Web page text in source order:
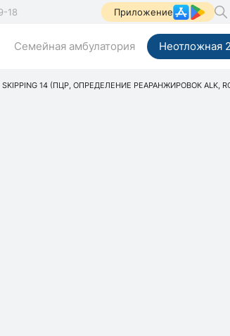
18 Приложение
Семейная амбулатория Неотложная
14 (ПЦР, ОПРЕДЕЛЕНИЕ РЕАРАНЖИРОВОК ALK,